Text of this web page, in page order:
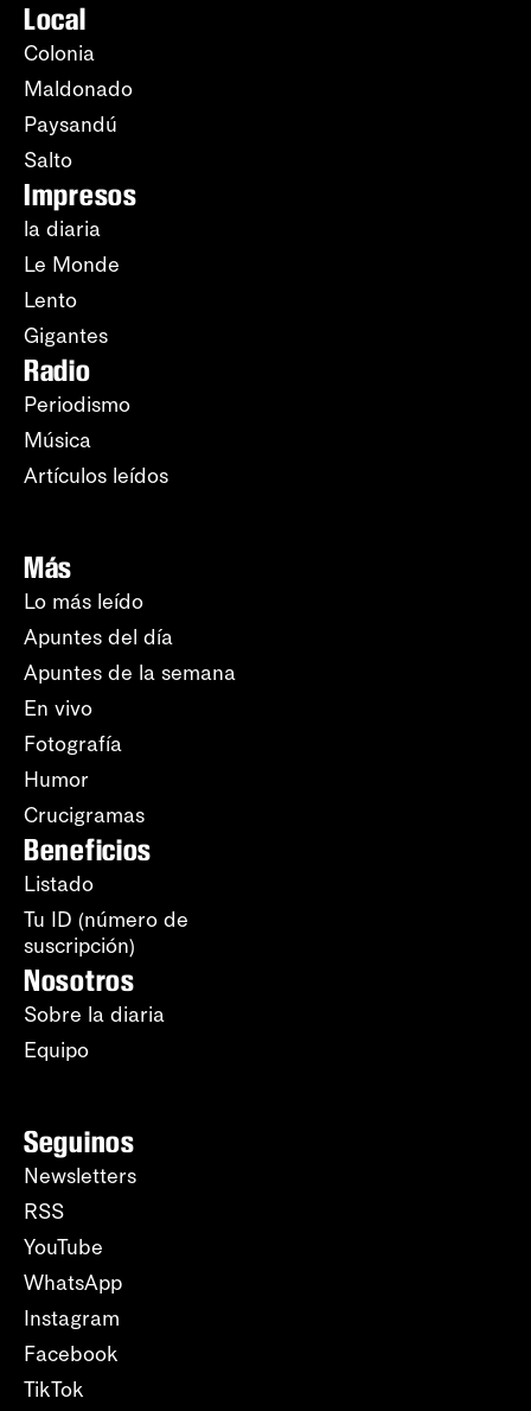
Local
Colonia
Maldonado
Paysandú
Salto
Impresos
la diaria
Le Monde
Lento
Gigantes
Radio
Periodismo
Música
Artículos leídos
Más
Lo más leído
Apuntes del día
Apuntes de la semana
En vivo
Fotografía
Humor
Crucigramas
Beneficios
Listado
Tu ID (número de
suscripción)
Nosotros
Sobre la diaria
Equipo
Seguinos
Newsletters
RSS
YouTube
WhatsApp
Instagram
Facebook
TikTok